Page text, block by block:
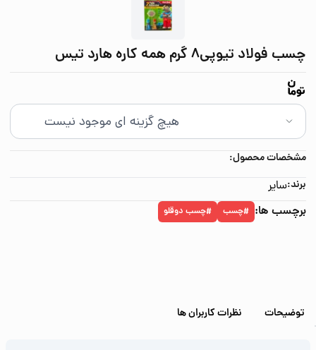
چسب فولاد تیوپی8 گرم همه کاره هارد تیس
مشخصات محصول:
برند:سایر
برچسب ها: #چسب #چسب دوقلو
توضیحات نظرات کاربران ها